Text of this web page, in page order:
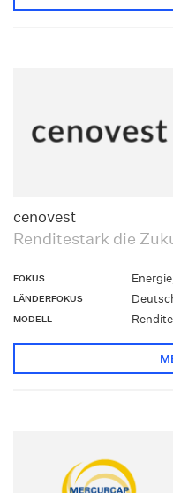
cenovest
Renditestark die
FOKUS
LÄNDERFOKUS
MODELL Rendite